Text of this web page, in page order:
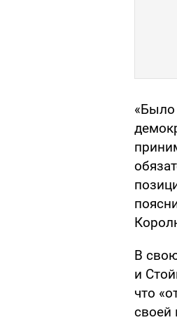
«Было
В
и
что
своей